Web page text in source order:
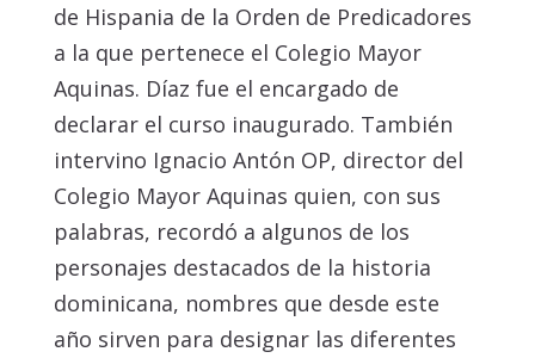
de Hispania de la Orden de Predicadores
a la que pertenece el Colegio Mayor
Aquinas. Díaz fue el encargado de
declarar el curso inaugurado. También
intervino Ignacio Antón OP, director del
Colegio Mayor Aquinas quien, con sus
palabras, recordó a algunos de los
personajes destacados de la historia
dominicana, nombres que desde este
año sirven para designar las diferentes